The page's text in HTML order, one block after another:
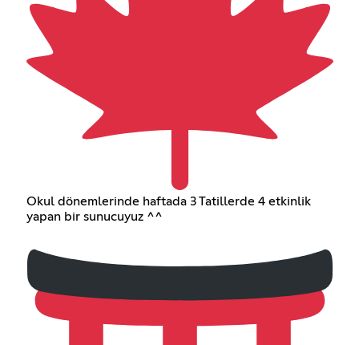
Okul dönemlerinde haftada 3 Tatillerde 4 etkinlik
yapan bir sunucuyuz ^^